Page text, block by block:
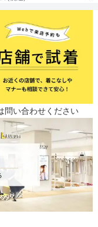
問い合わせください